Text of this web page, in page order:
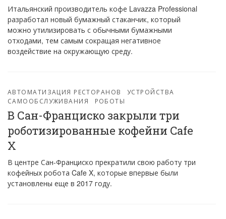
Итальянский производитель кофе Lavazza Professional
разработал новый бумажный стаканчик, который
можно утилизировать с обычными бумажными
отходами, тем самым сокращая негативное
воздействие на окружающую среду.
АВТОМАТИЗАЦИЯ РЕСТОРАНОВ
УСТРОЙСТВА
САМООБСЛУЖИВАНИЯ
РОБОТЫ
В Сан-Франциско закрыли три
роботизированные кофейни Cafe
X
В центре Сан-Франциско прекратили свою работу три
кофейных робота Cafe X, которые впервые были
установлены еще в 2017 году.